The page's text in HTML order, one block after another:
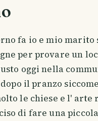
fa io e mio marito
per provare un
oggi nella
il pranzo
le chiese e l' arte
di fare una